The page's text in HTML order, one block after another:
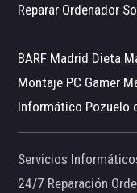
Reparar Ordenador
BARF Madrid Dieta
Montaje PC Gamer
Informático Pozuelo
Servicios
24/7 Reparación